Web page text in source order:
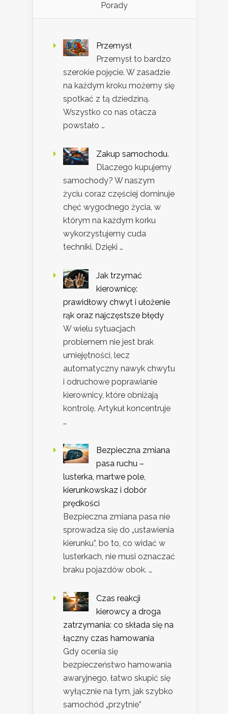
Porady
Przemysł
Przemysł to bardzo
szerokie pojęcie. W zasadzie
na każdym kroku możemy się
spotkać z tą dziedziną.
Wszystko co nas otacza
powstało …
Zakup samochodu.
Dlaczego kupujemy
samochody? W naszym
życiu coraz częściej dominuje
chęć wygodnego życia, w
którym na każdym korku
wykorzystujemy cuda
techniki. Dzięki …
Jak trzymać
kierownicę:
prawidłowy chwyt i ułożenie
rąk oraz najczęstsze błędy
W wielu sytuacjach
problemem nie jest brak
umiejętności, lecz
automatyczny nawyk chwytu
i odruchowe poprawianie
kierownicy, które obniżają
kontrolę. Artykuł koncentruje
…
Bezpieczna zmiana
pasa ruchu –
lusterka, martwe pole,
kierunkowskaz i dobór
prędkości
Bezpieczna zmiana pasa nie
sprowadza się do „ustawienia
kierunku”, bo to, co widać w
lusterkach, nie musi oznaczać
braku pojazdów obok. …
Czas reakcji
kierowcy a droga
zatrzymania: co składa się na
łączny czas hamowania
Gdy ocenia się
bezpieczeństwo hamowania
awaryjnego, łatwo skupić się
wyłącznie na tym, jak szybko
samochód „przytnie”